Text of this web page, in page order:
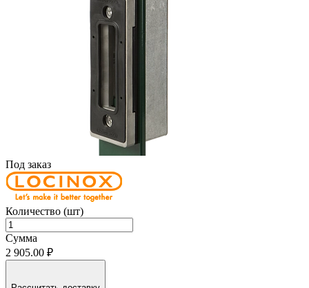
Под заказ
Количество (шт)
Сумма
2 905.00 ₽